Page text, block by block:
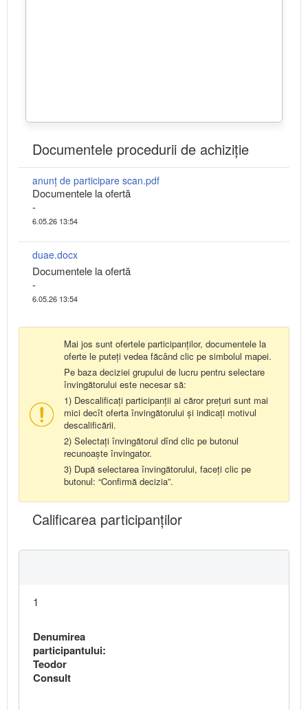
Documentele procedurii de achiziție
anunț de participare scan.pdf
Documentele la ofertă
-
6.05.26 13:54
duae.docx
Documentele la ofertă
-
6.05.26 13:54
Mai jos sunt ofertele participanților, documentele la
oferte le puteți vedea făcând clic pe simbolul mapei.
Pe baza deciziei grupului de lucru pentru selectare
învingătorului este necesar să:
1) Descalificați participanții ai căror prețuri sunt mai
mici decît oferta învingătorului și indicați motivul
descalificării.
2) Selectați învingătorul dînd clic pe butonul
recunoaște învingator.
3) După selectarea învingătorului, faceți clic pe
butonul: “Confirmă decizia”.
Calificarea participanţilor
1
Denumirea
participantului:
Teodor
Consult